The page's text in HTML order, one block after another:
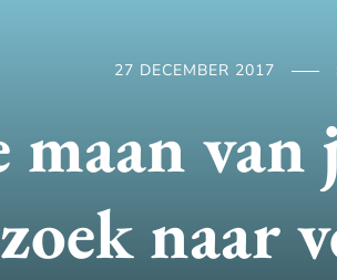
27 DECEMBER 2017
maan
zoek naar